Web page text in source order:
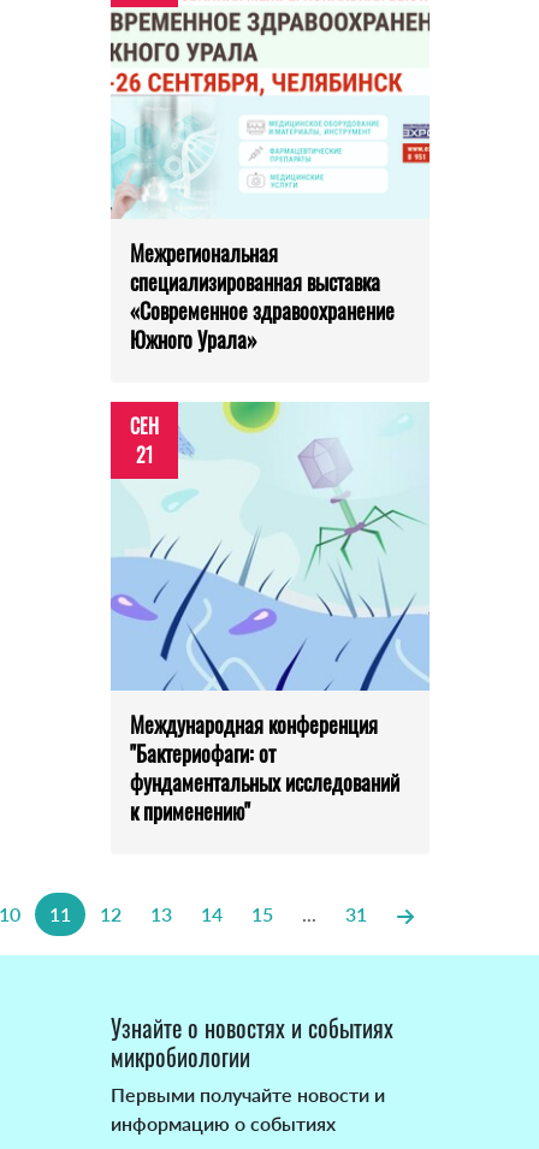
Межрегиональная
специализированная выставка
«Современное здравоохранение
Южного Урала»
СЕН
21
Международная конференция
"Бактериофаги: от
фундаментальных исследований
к применению"
11 12 13 14 15 ... 31
Узнайте о новостях и событиях
микробиологии
Первыми получайте новости и
информацию о событиях